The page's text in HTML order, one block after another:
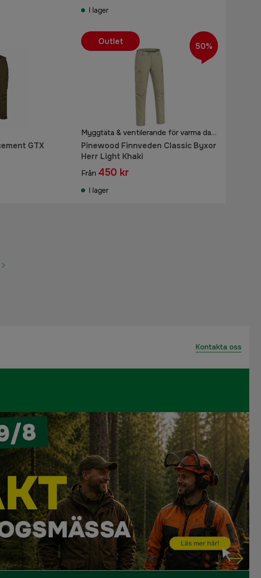
I lager
GTX
Myggtäta & ventilerande för varma dagar
Pinewood Finnveden Classic Byxor
Herr Light Khaki
Från 450 kr
I lager
Outlet 50%
Kontakta oss